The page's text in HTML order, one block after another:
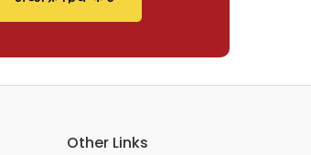
Other Links